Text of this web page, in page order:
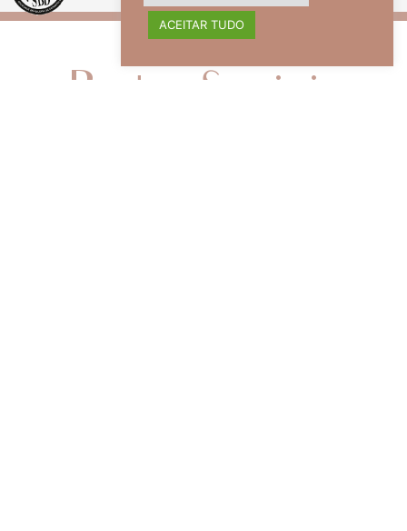
Redes Sociais
ACEITAR TUDO